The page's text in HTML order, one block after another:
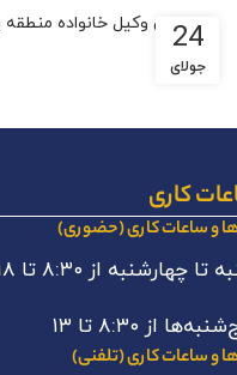
24
جولای
بهترین وکیل خانواده
کاری
و ساعات کاری (حضوری)
تا چهارشنبه از ۸:۳۰ تا ۱۸
از ۸:۳۰ تا ۱۳
و ساعات کاری (تلفنی)